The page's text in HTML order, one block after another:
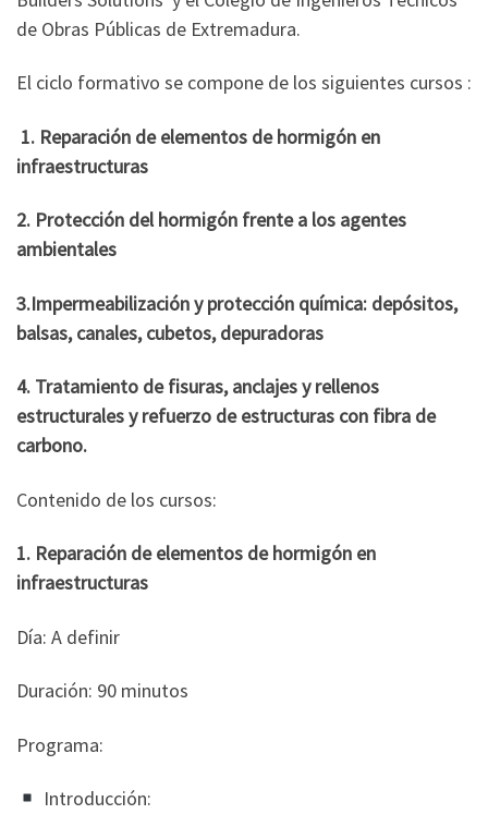
de Obras Públicas de Extremadura.
El ciclo formativo se compone de los siguientes cursos :
1. Reparación de elementos de hormigón en
infraestructuras
2. Protección del hormigón frente a los agentes
ambientales
3.Impermeabilización y protección química: depósitos,
balsas, canales, cubetos, depuradoras
4. Tratamiento de fisuras, anclajes y rellenos
estructurales y refuerzo de estructuras con fibra de
carbono.
Contenido de los cursos:
1. Reparación de elementos de hormigón en
infraestructuras
Día: A definir
Duración: 90 minutos
Programa:
Introducción: